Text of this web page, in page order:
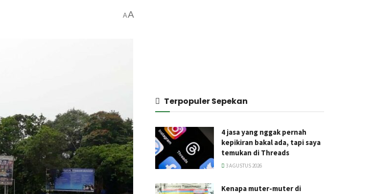
AA
Terpopuler Sepekan
4 jasa yang nggak pernah
kepikiran bakal ada, tapi saya
temukan di Threads
3 AGUSTUS 2026
Kenapa muter-muter di